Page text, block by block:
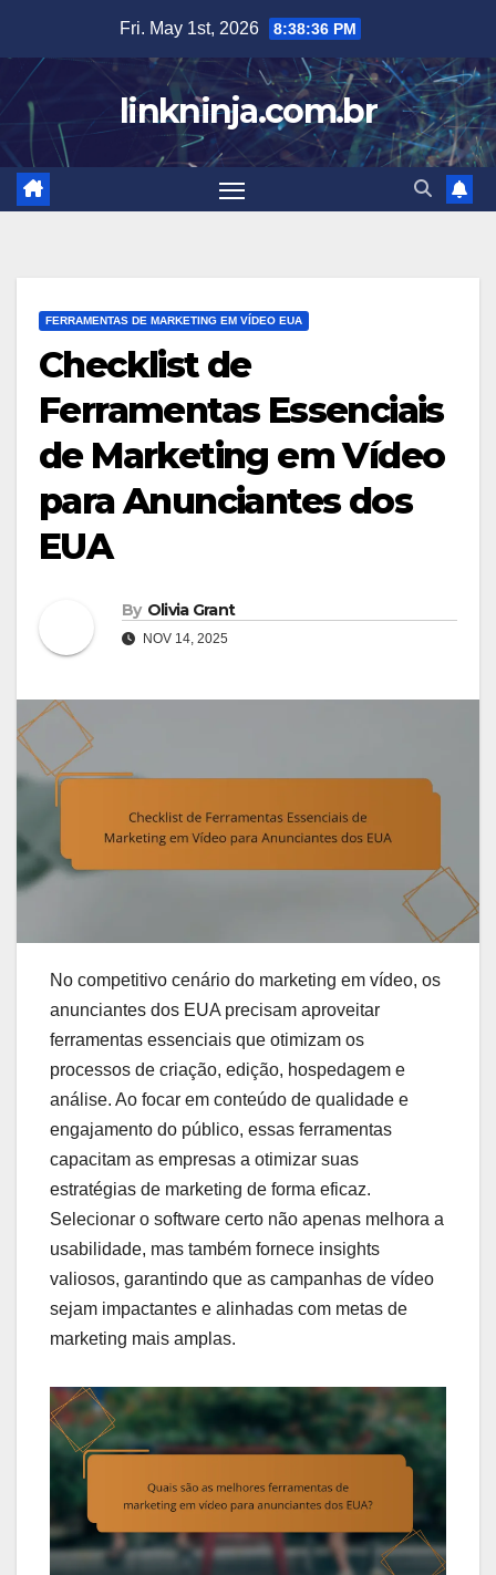
content
Fri. May 1st, 2026 8:38:37 PM
linkninja.com.br
FERRAMENTAS DE MARKETING EM VÍDEO EUA
Checklist de
Ferramentas Essenciais
de Marketing em Vídeo
para Anunciantes dos
EUA
By Olivia Grant
NOV 14, 2025
No competitivo cenário do marketing em vídeo, os
anunciantes dos EUA precisam aproveitar
ferramentas essenciais que otimizam os
processos de criação, edição, hospedagem e
análise. Ao focar em conteúdo de qualidade e
engajamento do público, essas ferramentas
capacitam as empresas a otimizar suas
estratégias de marketing de forma eficaz.
Selecionar o software certo não apenas melhora a
usabilidade, mas também fornece insights
valiosos, garantindo que as campanhas de vídeo
sejam impactantes e alinhadas com metas de
marketing mais amplas.